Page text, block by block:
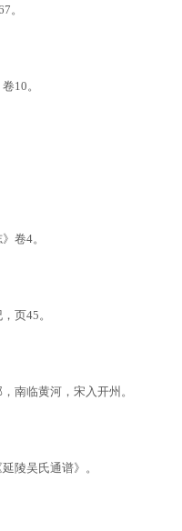
。
10。
卷4。
，页45。
南临黄河，宋入开州。
陵吴氏通谱》。